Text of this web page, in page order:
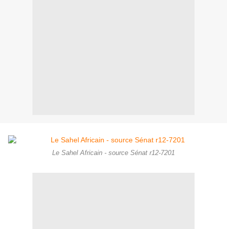
Le Sahel Africain - source Sénat r12-7201